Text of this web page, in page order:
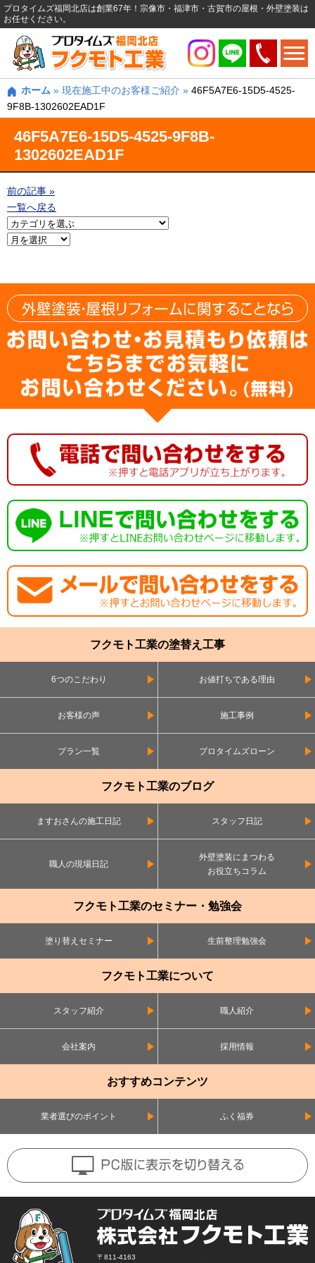
プロタイムズ福岡北店は創業67年！宗像市・福津市・古賀市の屋根・外壁塗装は
お任せください。
ホーム » 現在施工中のお客様ご紹介 » 46F5A7E6-15D5-4525-
9F8B-1302602EAD1F
46F5A7E6-15D5-4525-9F8B-
1302602EAD1F
前の記事 »
一覧へ戻る
フクモト工業の塗替え工事
6つのこだわり お値打ちである理由
お客様の声 施工事例
プラン一覧 プロタイムズローン
フクモト工業のブログ
ますおさんの施工日記 スタッフ日記
職人の現場日記
外壁塗装にまつわる
お役立ちコラム
フクモト工業のセミナー・勉強会
塗り替えセミナー 生前整理勉強会
フクモト工業について
スタッフ紹介 職人紹介
会社案内 採用情報
おすすめコンテンツ
業者選びのポイント ふく福券
〒811-4163